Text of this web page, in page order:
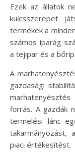
Ezek az állatok
kulcsszerepet
termékek a
számos iparág
a tejipar és a
A
gazdasági
forrás. A gazdák
termelési lánc
takarmányozást,
piaci értékesítést.